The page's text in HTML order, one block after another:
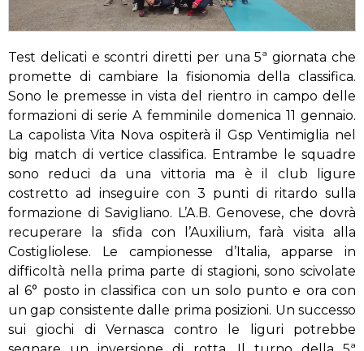
Test delicati e scontri diretti per una 5ª giornata che
promette di cambiare la fisionomia della classifica.
Sono le premesse in vista del rientro in campo delle
formazioni di serie A femminile domenica 11 gennaio.
La capolista Vita Nova ospiterà il Gsp Ventimiglia nel
big match di vertice classifica. Entrambe le squadre
sono reduci da una vittoria ma è il club ligure
costretto ad inseguire con 3 punti di ritardo sulla
formazione di Savigliano. L’A.B. Genovese, che dovrà
recuperare la sfida con l’Auxilium, farà visita alla
Costigliolese. Le campionesse d’Italia, apparse in
difficoltà nella prima parte di stagioni, sono scivolate
al 6° posto in classifica con un solo punto e ora con
un gap consistente dalle prima posizioni. Un successo
sui giochi di Vernasca contro le liguri potrebbe